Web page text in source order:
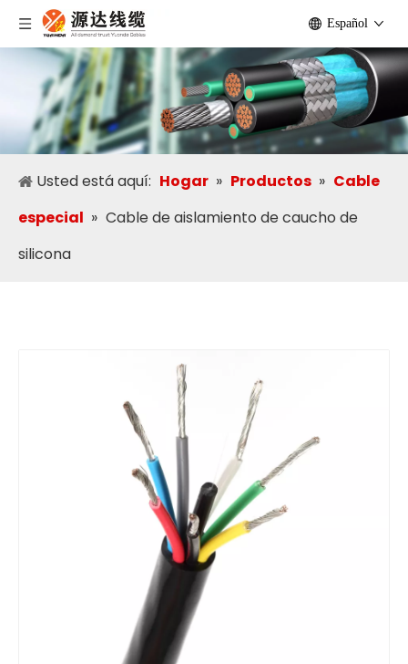
Español
Usted está aquí: Hogar » Productos » Cable
especial » Cable de aislamiento de caucho de
silicona